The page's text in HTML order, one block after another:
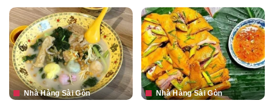
Nhà Hàng Sài Gòn Nhà Hàng Sài Gòn